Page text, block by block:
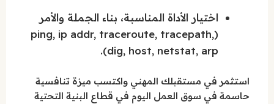
اختيار الأداة المناسبة، بناء الجملة والأمر
(ping, ip addr, traceroute, tracepath,
dig, host, netstat, arp).
استثمر في مستقبلك المهني واكتسب ميزة تنافسية
حاسمة في سوق العمل اليوم في قطاع البنية التحتية